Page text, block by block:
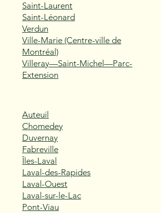
Saint-Laurent
Saint-Léonard
Verdun
Ville-Marie (Centre-ville de
Montréal)
Villeray—Saint-Michel—Parc-
Extension
Auteuil
Chomedey
Duvernay
Fabreville
Îles-Laval
Laval-des-Rapides
Laval-Ouest
Laval-sur-le-Lac
Pont-Viau